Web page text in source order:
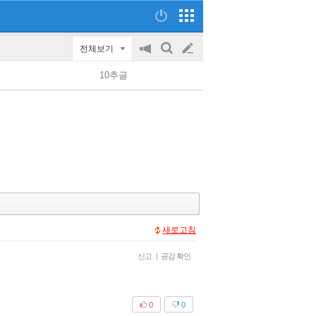
전체보기
공
on/off
검
글
쓰
10추글
새로고침
신고 | 공감 확인
0
0